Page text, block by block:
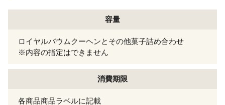
容量
ロイヤルバウムクーヘンとその他菓子詰め合わせ
※内容の指定はできません
消費期限
各商品商品ラベルに記載